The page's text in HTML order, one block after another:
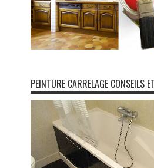
PEINTURE CARRELAGE CONSEILS